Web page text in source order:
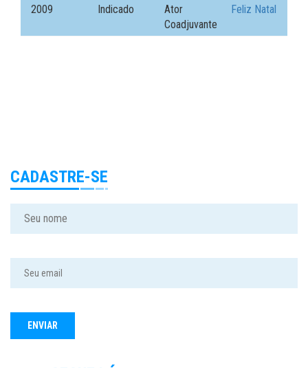
2009 Indicado
Ator
Coadjuvante
Feliz Natal
CADASTRE-SE